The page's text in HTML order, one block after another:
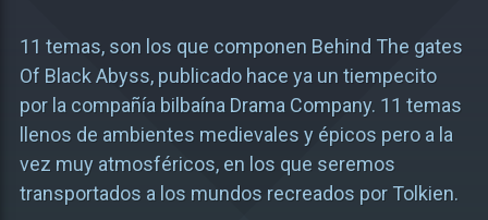
11 temas, son los que componen Behind The gates
Of Black Abyss, publicado hace ya un tiempecito
por la compañía bilbaína Drama Company. 11 temas
llenos de ambientes medievales y épicos pero a la
vez muy atmosféricos, en los que seremos
transportados a los mundos recreados por Tolkien.